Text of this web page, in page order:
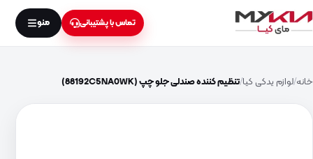
تماس با پشتیبانی منو
خانه لوازم یدکی کیا تنظیم کننده صندلی جلو چپ (88192C5NA0WK)